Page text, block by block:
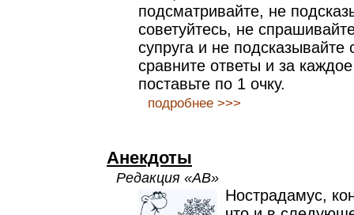
подсматривайте, не
советуйтесь, не
супруга и не
сравните ответы и за
поставьте по 1 очку.
подробнее >>>
Анекдоты
Редакция «АВ»
Нострадамус,